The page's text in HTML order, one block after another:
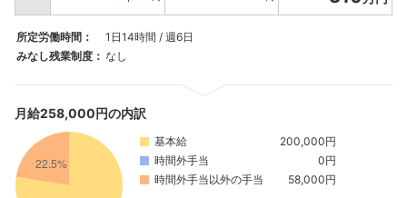
フォローしました
所定労働時間：
1日14時間 / 週6日
みなし残業制度： なし
月給258,000円の内訳
基本給
200,000円
時間外手当
0円
時間外手当以外の手当
58,000円